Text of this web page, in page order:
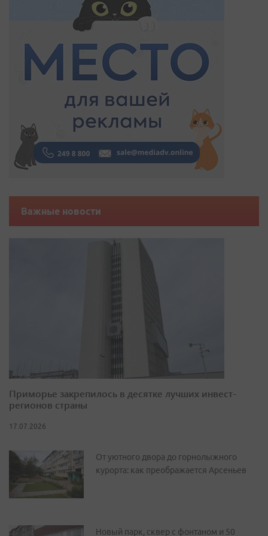
Важные новости
Приморье закрепилось в десятке лучших инвест-
регионов страны
17.07.2026
От уютного двора до горнолыжного
курорта: как преображается Арсеньев
Новый парк, сквер с фонтаном и 50